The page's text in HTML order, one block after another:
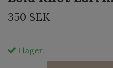
350 SEK
I lager.